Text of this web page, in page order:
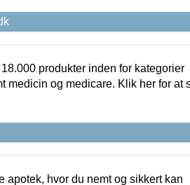
produkter inden for kategorier
medicin og medicare. Klik her for at
apotek, hvor du nemt og sikkert kan